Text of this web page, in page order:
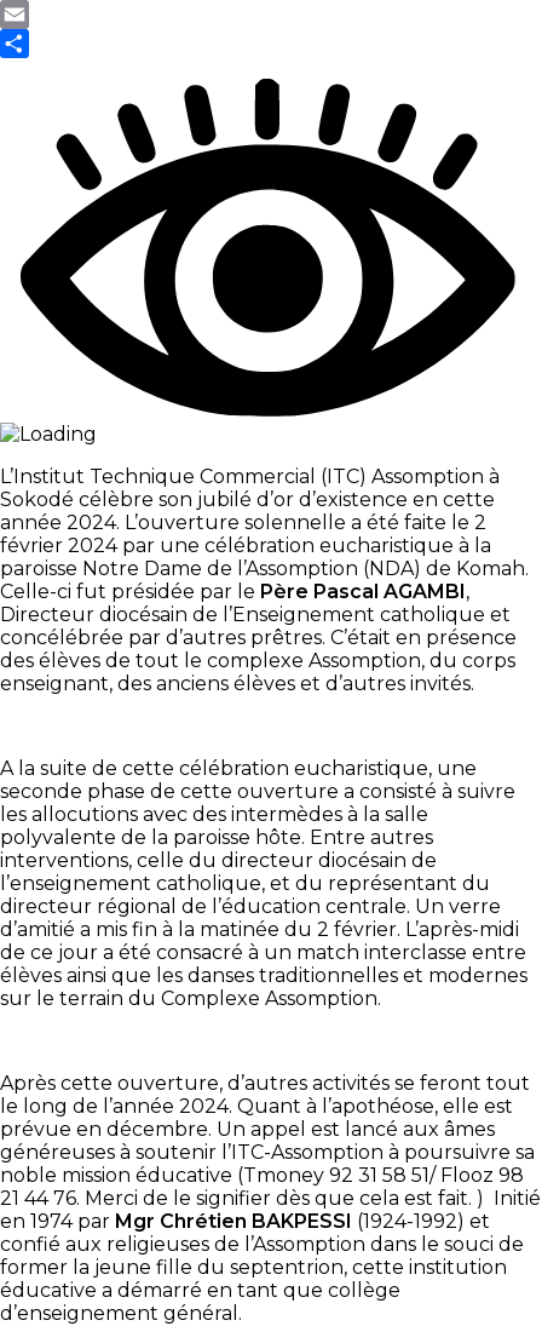
Gmail
Email
L’Institut Technique Commercial (ITC) Assomption à
Sokodé célèbre son jubilé d’or d’existence en cette
année 2024. L’ouverture solennelle a été faite le 2
février 2024 par une célébration eucharistique à la
paroisse Notre Dame de l’Assomption (NDA) de Komah.
Celle-ci fut présidée par le Père Pascal AGAMBI,
Directeur diocésain de l’Enseignement catholique et
concélébrée par d’autres prêtres. C’était en présence
des élèves de tout le complexe Assomption, du corps
enseignant, des anciens élèves et d’autres invités.
A la suite de cette célébration eucharistique, une
seconde phase de cette ouverture a consisté à suivre
les allocutions avec des intermèdes à la salle
polyvalente de la paroisse hôte. Entre autres
interventions, celle du directeur diocésain de
l’enseignement catholique, et du représentant du
directeur régional de l’éducation centrale. Un verre
d’amitié a mis fin à la matinée du 2 février. L’après-midi
de ce jour a été consacré à un match interclasse entre
élèves ainsi que les danses traditionnelles et modernes
sur le terrain du Complexe Assomption.
Après cette ouverture, d’autres activités se feront tout
le long de l’année 2024. Quant à l’apothéose, elle est
prévue en décembre. Un appel est lancé aux âmes
généreuses à soutenir l’ITC-Assomption à poursuivre sa
noble mission éducative (Tmoney 92 31 58 51/ Flooz 98
21 44 76. Merci de le signifier dès que cela est fait. ) Initié
en 1974 par Mgr Chrétien BAKPESSI (1924-1992) et
confié aux religieuses de l’Assomption dans le souci de
former la jeune fille du septentrion, cette institution
éducative a démarré en tant que collège
d’enseignement général.